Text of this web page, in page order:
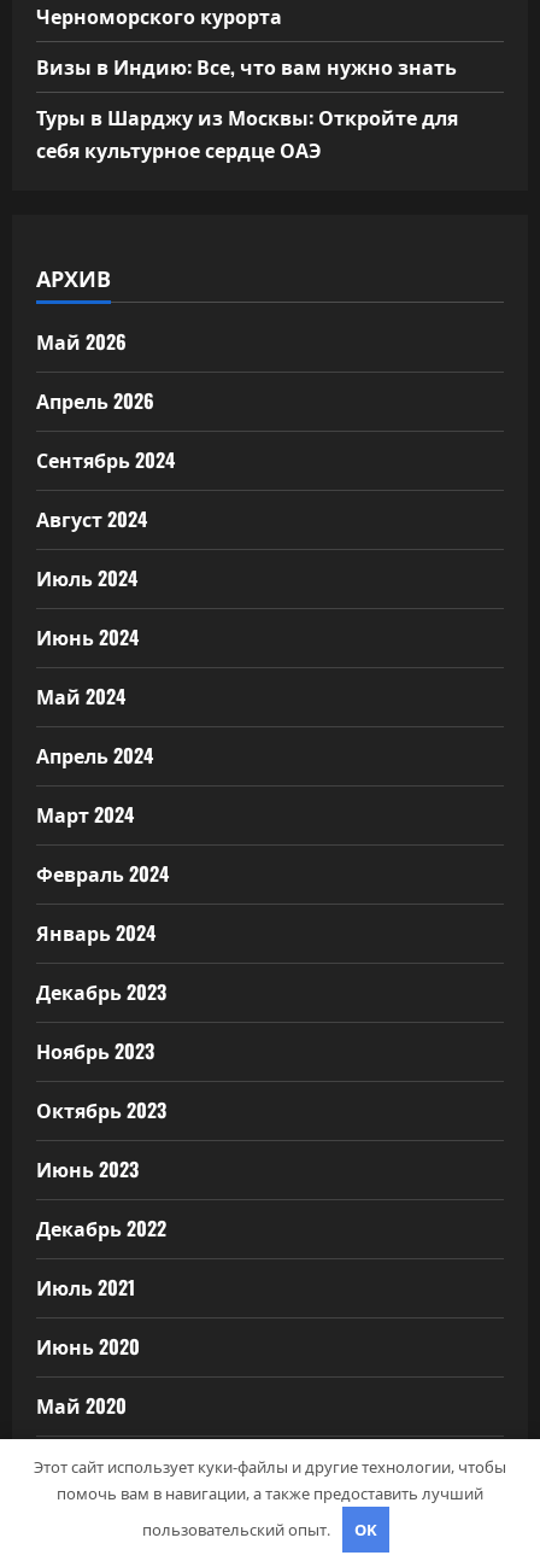
Черноморского курорта
Визы в Индию: Все, что вам нужно знать
Туры в Шарджу из Москвы: Откройте для
себя культурное сердце ОАЭ
АРХИВ
Май 2026
Апрель 2026
Сентябрь 2024
Август 2024
Июль 2024
Июнь 2024
Май 2024
Апрель 2024
Март 2024
Февраль 2024
Январь 2024
Декабрь 2023
Ноябрь 2023
Октябрь 2023
Июнь 2023
Декабрь 2022
Июль 2021
Июнь 2020
Май 2020
Июль 2019
Этот сайт использует куки-файлы и другие технологии, чтобы
помочь вам в навигации, а также предоставить лучший
пользовательский опыт.
OK